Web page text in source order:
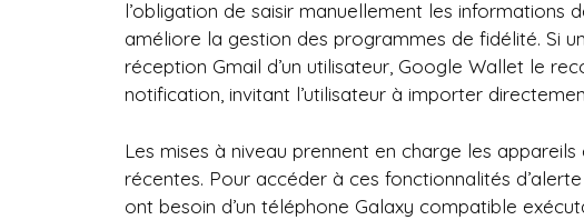
l’obligation de saisir manuellement les informations
améliore la gestion des programmes de fidélité. Si
réception Gmail d’un utilisateur, Google Wallet le
notification, invitant l’utilisateur à importer
Les mises à niveau prennent en charge les
récentes. Pour accéder à ces fonctionnalités
ont besoin d’un téléphone Galaxy compatible